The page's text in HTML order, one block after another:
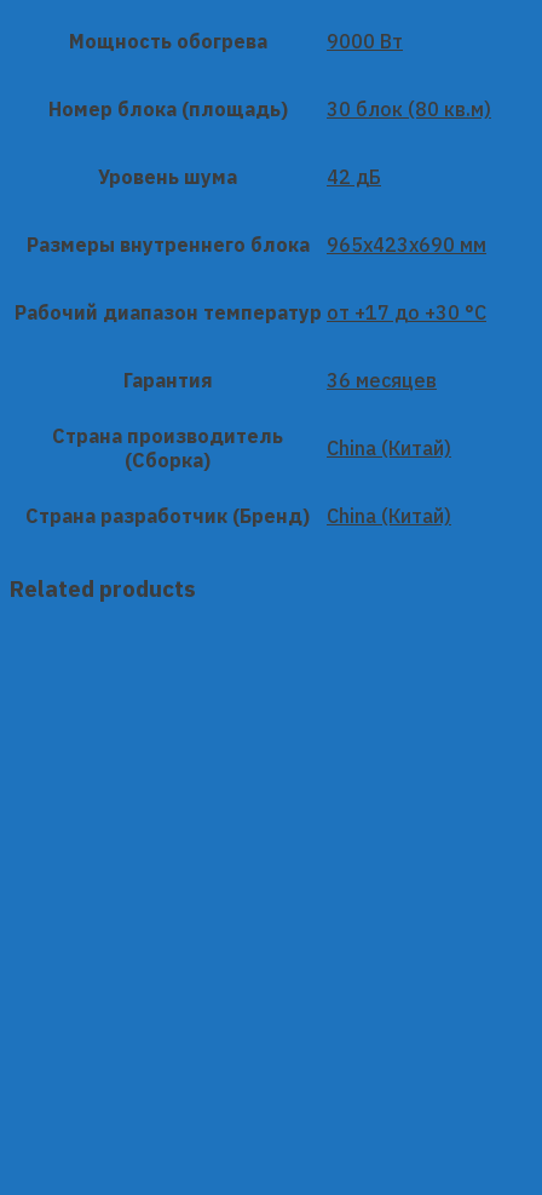
Мощность обогрева 9000 Вт
Номер блока (площадь) 30 блок (80 кв.м)
Уровень шума 42 дБ
Размеры внутреннего блока 965x423x690 мм
Рабочий диапазон температур от +17 до +30 °C
Гарантия 36 месяцев
Страна производитель
(Сборка)
China (Китай)
Страна разработчик (Бренд) China (Китай)
Related products